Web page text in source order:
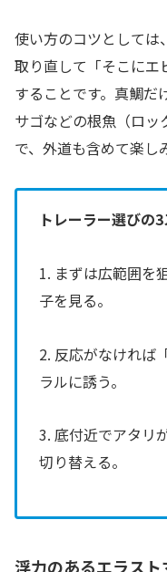
使い方のコツとしては
取り直して「そこにエ
することです。真鯛だ
サゴなどの根魚（ロ
で、外道も含めて楽し
トレーラー選びの
1. まずは広範囲を
子を見る。
2. 反応がなければ
ラルに誘う。
3. 底付近でアタリ
切り替える。
浮力のあるエラスト